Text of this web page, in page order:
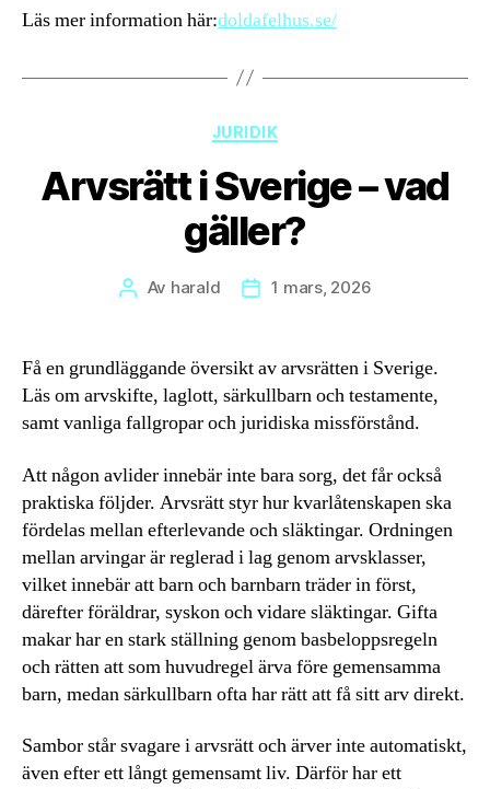
Läs mer information här:doldafelhus.se/
Kategorier
JURIDIK
Arvsrätt i Sverige – vad
gäller?
Inläggsförfattare
Av harald Inläggsdatum
1 mars, 2026
Få en grundläggande översikt av arvsrätten i Sverige.
Läs om arvskifte, laglott, särkullbarn och testamente,
samt vanliga fallgropar och juridiska missförstånd.
Att någon avlider innebär inte bara sorg, det får också
praktiska följder. Arvsrätt styr hur kvarlåtenskapen ska
fördelas mellan efterlevande och släktingar. Ordningen
mellan arvingar är reglerad i lag genom arvsklasser,
vilket innebär att barn och barnbarn träder in först,
därefter föräldrar, syskon och vidare släktingar. Gifta
makar har en stark ställning genom basbeloppsregeln
och rätten att som huvudregel ärva före gemensamma
barn, medan särkullbarn ofta har rätt att få sitt arv direkt.
Sambor står svagare i arvsrätt och ärver inte automatiskt,
även efter ett långt gemensamt liv. Därför har ett